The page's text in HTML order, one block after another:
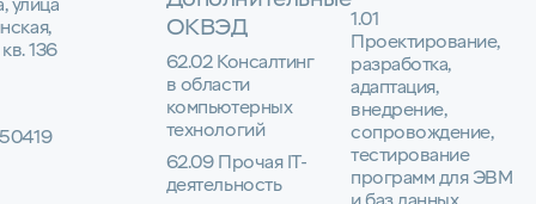
улица
136
ОКВЭД
62.02 Консалтинг
в области
компьютерных
технологий
62.09 Прочая IT-
деятельность
1.01
Проектирование,
разработка,
адаптация,
внедрение,
сопровождение,
тестирование
программ для ЭВМ